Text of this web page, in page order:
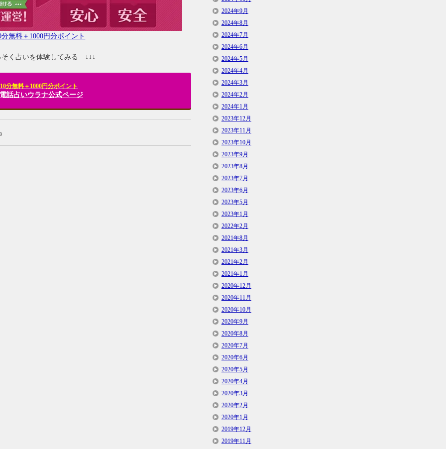
分無料＋1000円分ポイント
く占いを体験してみる ↓↓↓
分無料＋1000円分ポイント
話占いウラナ公式ページ
2024年9月
2024年8月
2024年7月
2024年6月
2024年5月
2024年4月
2024年3月
2024年2月
2024年1月
2023年12月
2023年11月
2023年10月
2023年9月
2023年8月
2023年7月
2023年6月
2023年5月
2023年1月
2022年2月
2021年8月
2021年3月
2021年2月
2021年1月
2020年12月
2020年11月
2020年10月
2020年9月
2020年8月
2020年7月
2020年6月
2020年5月
2020年4月
2020年3月
2020年2月
2020年1月
2019年12月
2019年11月